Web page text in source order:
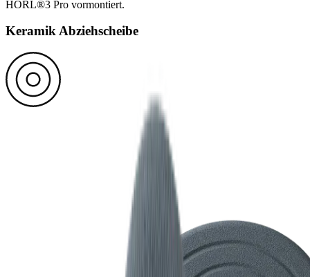
HORL®3 Pro vormontiert.
Keramik Abziehscheibe